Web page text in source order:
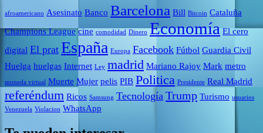
afroamericano Asesinato Banco Barcelona Bill Bitcoin Cataluña
Champions League cine comodidad Dinero Economía El cero
digital El prat España Europa Facebook Fútbol Guardia Civil
Huelga huelgas Internet Ley madrid Mariano Rajoy Mark metro
moneda virtual Muerte Mujer pelis PIB Politica Presidente Real Madrid
referéndum Ricos Samsung Tecnología Trump Turismo usuarios
Venezuela Violacion WhatsApp